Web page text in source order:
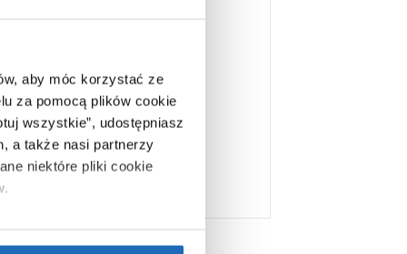
aby móc korzystać ze
za pomocą plików cookie
wszystkie”, udostępniasz
a także nasi partnerzy
niektóre pliki cookie
Jeśli chcesz uzyskać
988